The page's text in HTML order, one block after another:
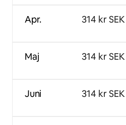
Apr.
Maj
Juni
314 kr SEK
314 kr SEK
314 kr SEK